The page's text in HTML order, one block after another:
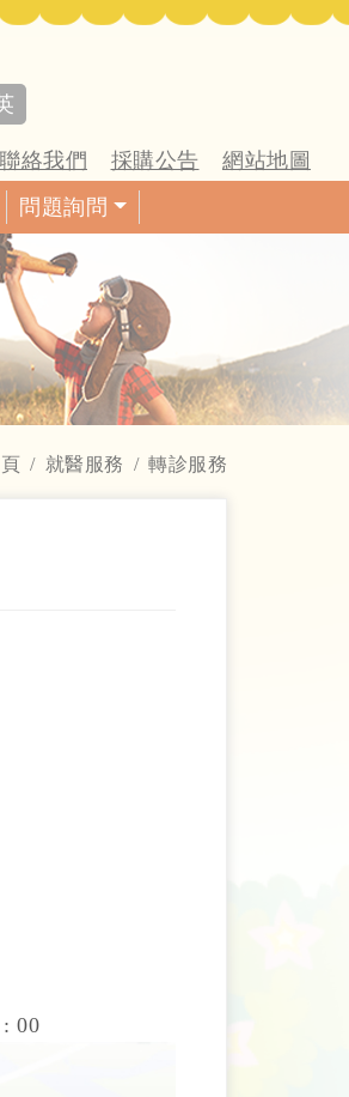
聯絡我們 採購公告
網站地圖
問題詢問
就醫服務 轉診服務
00